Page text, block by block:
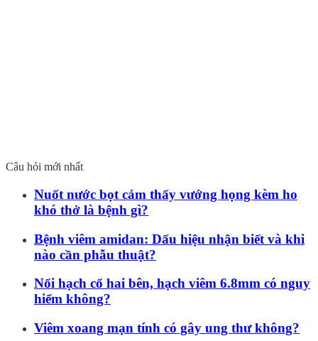
Câu hỏi mới nhất
Nuốt nước bọt cảm thấy vướng họng kèm ho
khó thở là bệnh gì?
Bệnh viêm amidan: Dấu hiệu nhận biết và khi
nào cần phẫu thuật?
Nổi hạch cổ hai bên, hạch viêm 6.8mm có nguy
hiểm không?
Viêm xoang mạn tính có gây ung thư không?